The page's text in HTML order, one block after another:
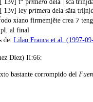
[ 13v] ley primera dela sãta
odo xiano firmemjẽte crea ⁊
al final
de: Lilao Franca et al. (1997-
Díez) II:66:
bastante corrompido del